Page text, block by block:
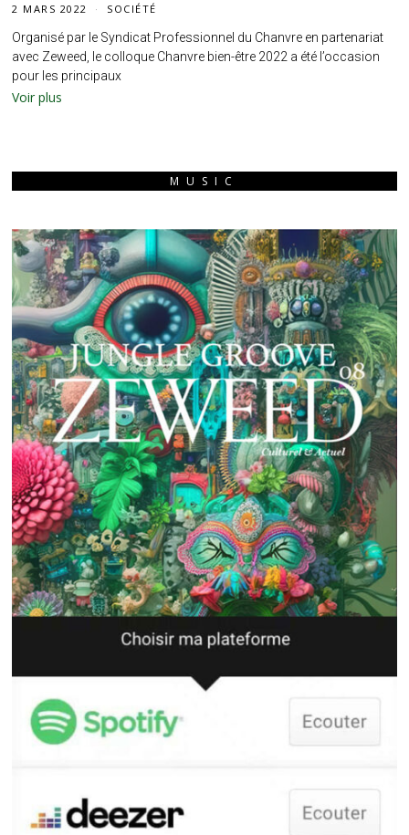
2 MARS 2022 SOCIÉTÉ
Organisé par le Syndicat Professionnel du Chanvre en partenariat
avec Zeweed, le colloque Chanvre bien-être 2022 a été l’occasion
pour les principaux
Voir plus
MUSIC